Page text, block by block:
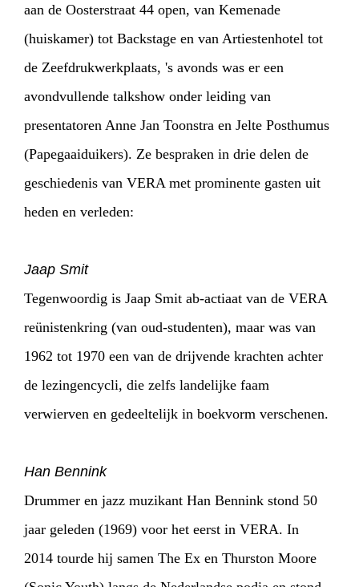
aan de Oosterstraat 44 open, van Kemenade
(huiskamer) tot Backstage en van Artiestenhotel tot
de Zeefdrukwerkplaats, 's avonds was er een
avondvullende talkshow onder leiding van
presentatoren Anne Jan Toonstra en Jelte Posthumus
(Papegaaiduikers). Ze bespraken in drie delen de
geschiedenis van VERA met prominente gasten uit
heden en verleden:
Jaap Smit
Tegenwoordig is Jaap Smit ab-actiaat van de VERA
reünistenkring (van oud-studenten), maar was van
1962 tot 1970 een van de drijvende krachten achter
de lezingencycli, die zelfs landelijke faam
verwierven en gedeeltelijk in boekvorm verschenen.
Han Bennink
Drummer en jazz muzikant Han Bennink stond 50
jaar geleden (1969) voor het eerst in VERA. In
2014 tourde hij samen The Ex en Thurston Moore